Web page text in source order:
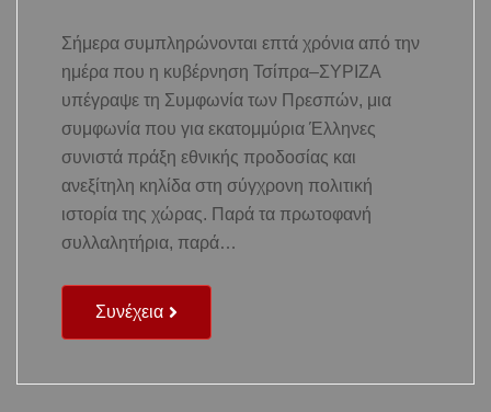
Σήμερα συμπληρώνονται επτά χρόνια από την
ημέρα που η κυβέρνηση Τσίπρα–ΣΥΡΙΖΑ
υπέγραψε τη Συμφωνία των Πρεσπών, μια
συμφωνία που για εκατομμύρια Έλληνες
συνιστά πράξη εθνικής προδοσίας και
ανεξίτηλη κηλίδα στη σύγχρονη πολιτική
ιστορία της χώρας. Παρά τα πρωτοφανή
συλλαλητήρια, παρά…
Συνέχεια